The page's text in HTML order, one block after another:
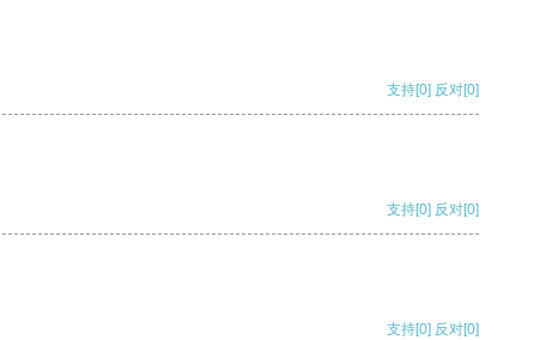
支持[0] 反对[0]
支持[0] 反对[0]
支持[0] 反对[0]